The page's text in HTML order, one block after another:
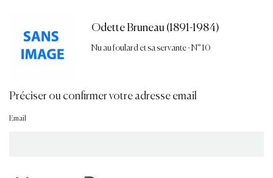
Odette Bruneau (1891-1984)
Nu au foulard et sa servante - N° 10
Préciser ou confirmer votre adresse email
Email